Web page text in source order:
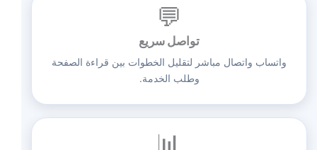
💬
تواصل سريع
واتساب واتصال مباشر لتقليل الخطوات بين قراءة الصفحة
وطلب الخدمة.
📊